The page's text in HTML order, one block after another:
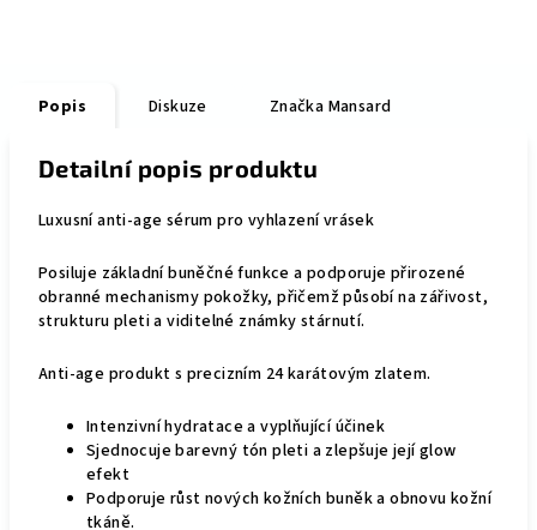
Popis Diskuze Značka Mansard
Detailní popis produktu
Luxusní anti-age sérum pro vyhlazení vrásek
Posiluje základní buněčné funkce a podporuje přirozené
obranné mechanismy pokožky, přičemž působí na zářivost,
strukturu pleti a viditelné známky stárnutí.
Anti-age produkt s precizním 24 karátovým zlatem.
Intenzivní hydratace a vyplňující účinek
Sjednocuje barevný tón pleti a zlepšuje její glow
efekt
Podporuje růst nových kožních buněk a obnovu kožní
tkáně.